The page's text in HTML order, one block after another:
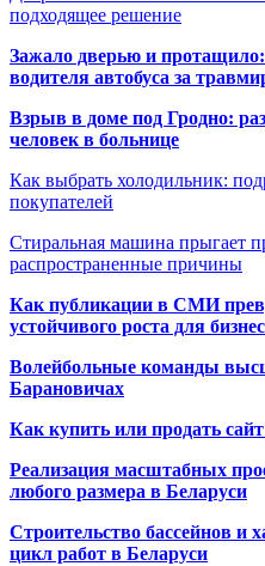
подходящее решение
Зажало дверью и
водителя автобуса за
Взрыв в доме под Гродно:
человек в больнице
Как выбрать холодильник:
покупателей
Стиральная машина прыгает
распространенные причины
Как публикации в СМИ
устойчивого роста для
Волейбольные команды
Барановичах
Как купить или продать
Реализация масштабных
любого размера в Беларуси
Строительство бассейнов
цикл работ в Беларуси